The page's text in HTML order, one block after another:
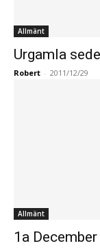
Allmänt
Urgamla
Robert - 2011/12/29
Allmänt
1a December